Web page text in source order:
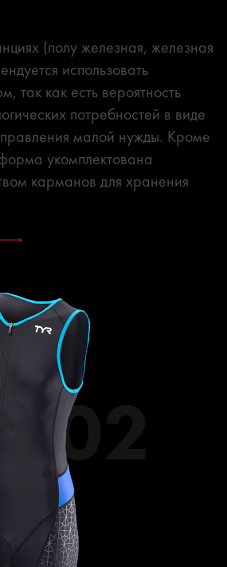
(полу железная, железная
использовать
так как есть вероятность
потребностей в виде
малой нужды. Кроме
укомплектована
карманов для хранения